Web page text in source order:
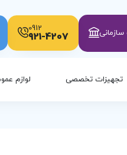
0912
921-4207
تجهیزات تخصصی لوازم